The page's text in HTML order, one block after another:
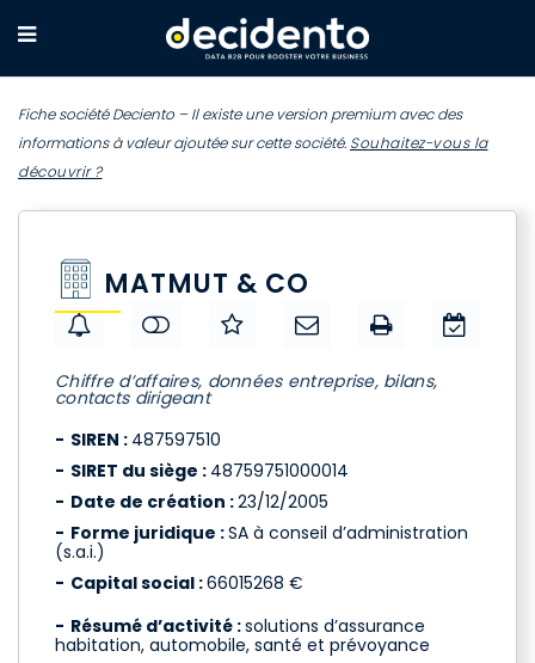
Fiche société Deciento – Il existe une version premium avec des
informations à valeur ajoutée sur cette société. Souhaitez-vous la
découvrir ?
MATMUT & CO
Chiffre d’affaires, données entreprise, bilans,
contacts dirigeant
SIREN : 487597510
SIRET du siège : 48759751000014
Date de création :23/12/2005
Forme juridique :SA à conseil d’administration
(s.a.i.)
Capital social :66015268 €
Résumé d’activité :solutions d’assurance
habitation, automobile, santé et prévoyance